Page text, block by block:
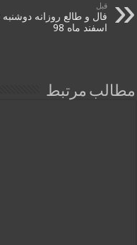
قبل
اسفند ماه 98
مطالب مرتبط